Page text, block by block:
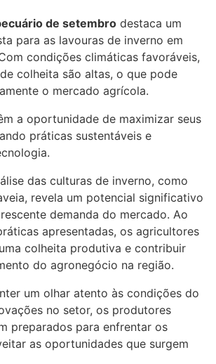
de setembro destaca um
para as lavouras de inverno em
condições climáticas favoráveis,
colheita são altas, o que pode
o mercado agrícola.
a oportunidade de maximizar seus
práticas sustentáveis e
das culturas de inverno, como
revela um potencial significativo
demanda do mercado. Ao
apresentadas, os agricultores
colheita produtiva e contribuir
do agronegócio na região.
um olhar atento às condições do
no setor, os produtores
preparados para enfrentar os
as oportunidades que surgem